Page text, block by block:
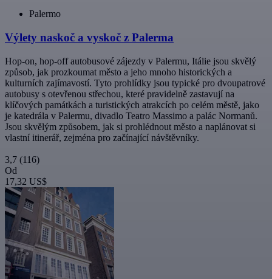
Palermo
Výlety naskoč a vyskoč z Palerma
Hop-on, hop-off autobusové zájezdy v Palermu, Itálie jsou skvělý
způsob, jak prozkoumat město a jeho mnoho historických a
kulturních zajímavostí. Tyto prohlídky jsou typické pro dvoupatrové
autobusy s otevřenou střechou, které pravidelně zastavují na
klíčových památkách a turistických atrakcích po celém městě, jako
je katedrála v Palermu, divadlo Teatro Massimo a palác Normanů.
Jsou skvělým způsobem, jak si prohlédnout město a naplánovat si
vlastní itinerář, zejména pro začínající návštěvníky.
3,7 (116)
Od
17,32 US$